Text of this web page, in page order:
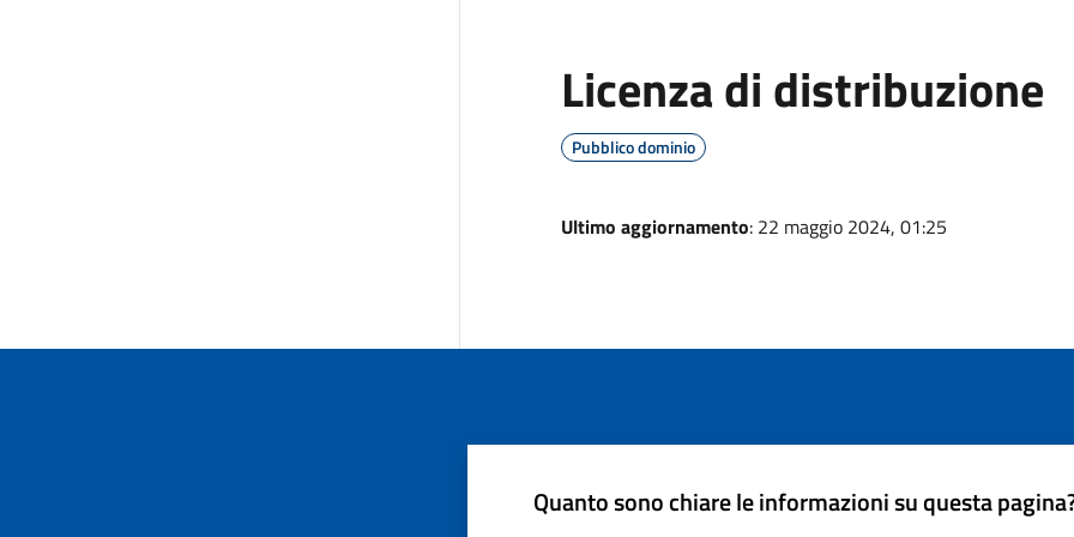
Licenza di distribuzione
Pubblico dominio
Ultimo aggiornamento: 22 maggio 2024, 01:25
Quanto sono chiare le informazioni su questa